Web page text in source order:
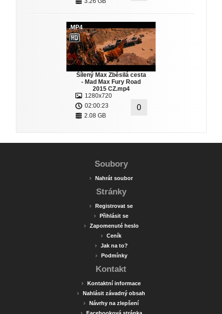
.MP4
Šílený Max Zběsilá cesta
- Mad Max Fury Road
2015 CZ.mp4
1280x720
02:00:23
2.08 GB
0
Soubory
› Nahrát soubor
Stránky
› Registrovat se
› Přihlásit se
› Zapomenuté heslo
› Ceník
› Jak na to?
› Podmínky
Kontakt
› Kontaktní informace
› Nahlásit závadný obsah
› Návrhy na zlepšení